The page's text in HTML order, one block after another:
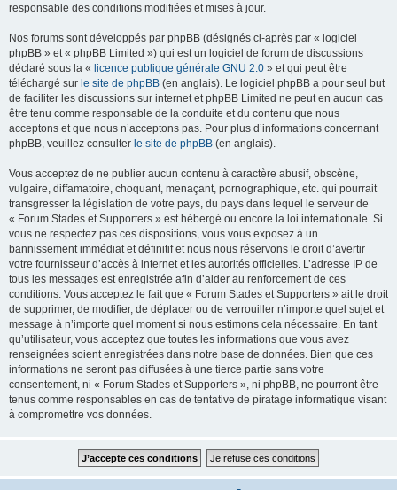
responsable des conditions modifiées et mises à jour.
Nos forums sont développés par phpBB (désignés ci-après par « logiciel
phpBB » et « phpBB Limited ») qui est un logiciel de forum de discussions
déclaré sous la « licence publique générale GNU 2.0 » et qui peut être
téléchargé sur le site de phpBB (en anglais). Le logiciel phpBB a pour seul but
de faciliter les discussions sur internet et phpBB Limited ne peut en aucun cas
être tenu comme responsable de la conduite et du contenu que nous
acceptons et que nous n’acceptons pas. Pour plus d’informations concernant
phpBB, veuillez consulter le site de phpBB (en anglais).
Vous acceptez de ne publier aucun contenu à caractère abusif, obscène,
vulgaire, diffamatoire, choquant, menaçant, pornographique, etc. qui pourrait
transgresser la législation de votre pays, du pays dans lequel le serveur de
« Forum Stades et Supporters » est hébergé ou encore la loi internationale. Si
vous ne respectez pas ces dispositions, vous vous exposez à un
bannissement immédiat et définitif et nous nous réservons le droit d’avertir
votre fournisseur d’accès à internet et les autorités officielles. L’adresse IP de
tous les messages est enregistrée afin d’aider au renforcement de ces
conditions. Vous acceptez le fait que « Forum Stades et Supporters » ait le droit
de supprimer, de modifier, de déplacer ou de verrouiller n’importe quel sujet et
message à n’importe quel moment si nous estimons cela nécessaire. En tant
qu’utilisateur, vous acceptez que toutes les informations que vous avez
renseignées soient enregistrées dans notre base de données. Bien que ces
informations ne seront pas diffusées à une tierce partie sans votre
consentement, ni « Forum Stades et Supporters », ni phpBB, ne pourront être
tenus comme responsables en cas de tentative de piratage informatique visant
à compromettre vos données.